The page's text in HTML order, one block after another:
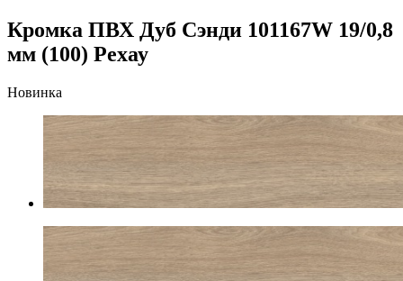
Кромка ПВХ Дуб Сэнди 101167W 19/0,8
мм (100) Рехау
Новинка